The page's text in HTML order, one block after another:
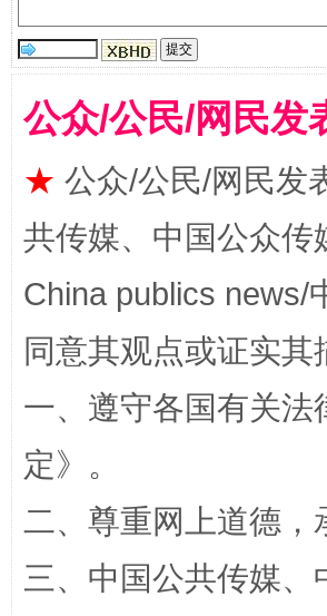
揭批美国五大"原罪"
公众/公民/网民发
★ 公众/公民/网民发
共传媒、中国公众传
China publics news/
同意其观点或证实
一、遵守各国有关
定》。
二、尊重网上道德，
三、中国公共传媒